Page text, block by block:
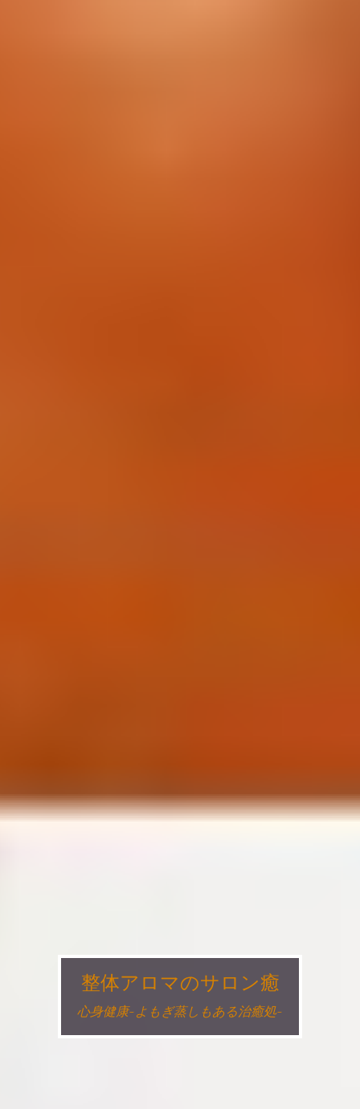
整体アロマのサロン癒
心身健康~よもぎ蒸しもある治癒処~